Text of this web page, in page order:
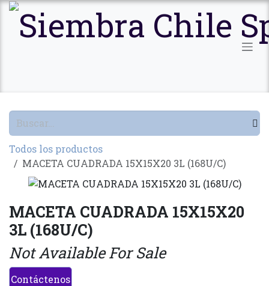
Ir al contenido
Todos los productos
MACETA CUADRADA 15X15X20 3L (168U/C)
MACETA CUADRADA 15X15X20
3L (168U/C)
Not Available For Sale
Contáctenos